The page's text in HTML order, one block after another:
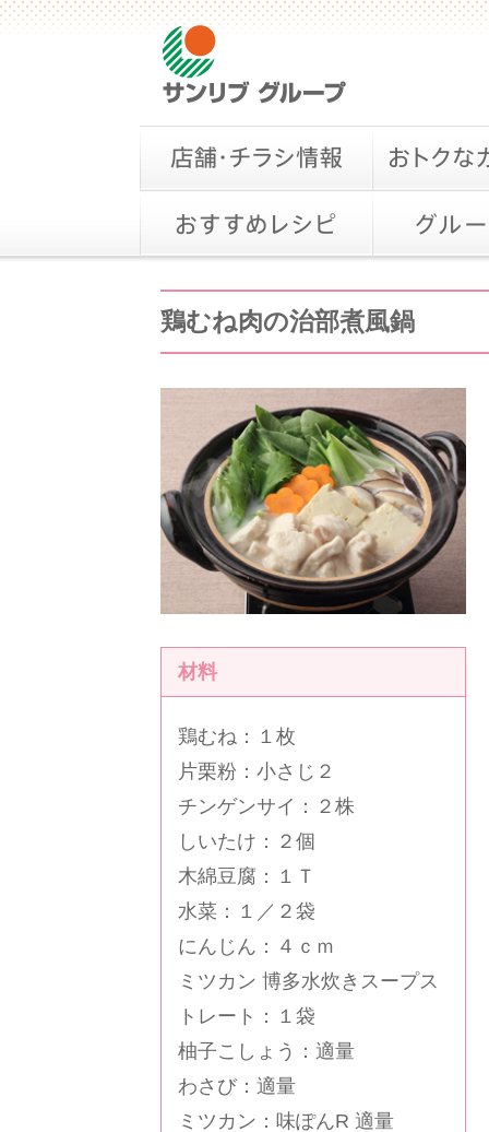
鶏むね肉の治部煮風鍋
材料
鶏むね：１枚
片栗粉：小さじ２
チンゲンサイ：２株
しいたけ：２個
木綿豆腐：１Ｔ
水菜：１／２袋
にんじん：４ｃｍ
ミツカン 博多水炊きスープス
トレート：１袋
柚子こしょう：適量
わさび：適量
ミツカン：味ぽんR 適量